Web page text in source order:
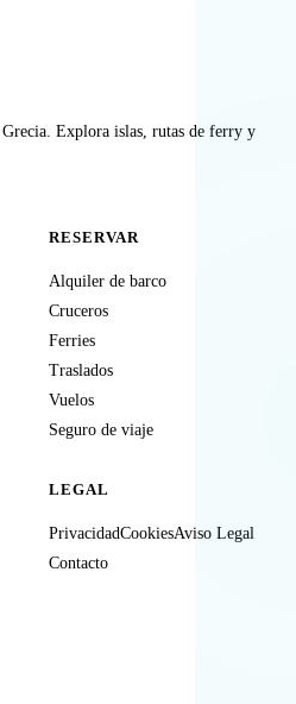
Explora islas, rutas de ferry y
RESERVAR
Alquiler de barco
Cruceros
Ferries
Traslados
Vuelos
Seguro de viaje
LEGAL
PrivacidadCookiesAviso Legal
Contacto